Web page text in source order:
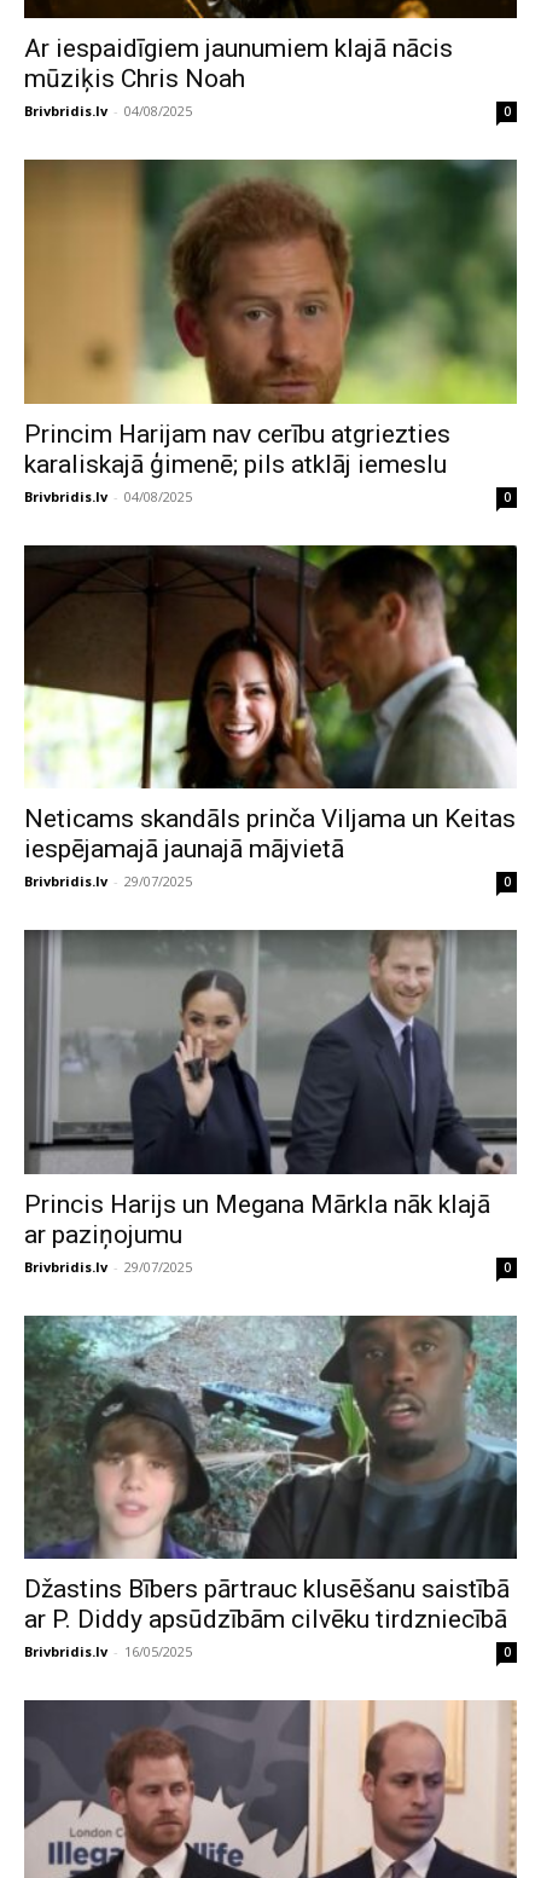
Ar iespaidīgiem jaunumiem klajā nācis
mūziķis Chris Noah
Brivbridis.lv - 04/08/2025 0
Princim Harijam nav cerību atgriezties
karaliskajā ģimenē; pils atklāj iemeslu
Brivbridis.lv - 04/08/2025 0
Neticams skandāls prinča Viljama un Keitas
iespējamajā jaunajā mājvietā
Brivbridis.lv - 29/07/2025 0
Princis Harijs un Megana Mārkla nāk klajā
ar paziņojumu
Brivbridis.lv - 29/07/2025 0
Džastins Bībers pārtrauc klusēšanu saistībā
ar P. Diddy apsūdzībām cilvēku tirdzniecībā
Brivbridis.lv - 16/05/2025 0